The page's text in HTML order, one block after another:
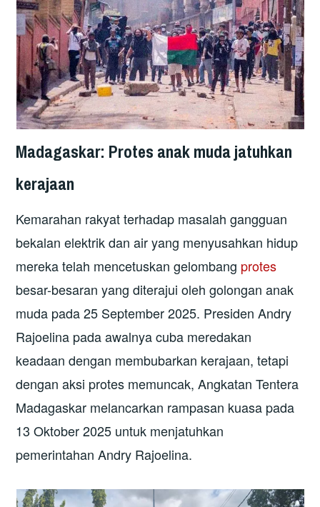
Madagaskar: Protes anak muda jatuhkan
kerajaan
Kemarahan rakyat terhadap masalah gangguan
bekalan elektrik dan air yang menyusahkan hidup
mereka telah mencetuskan gelombang protes
besar-besaran yang diterajui oleh golongan anak
muda pada 25 September 2025. Presiden Andry
Rajoelina pada awalnya cuba meredakan
keadaan dengan membubarkan kerajaan, tetapi
dengan aksi protes memuncak, Angkatan Tentera
Madagaskar melancarkan rampasan kuasa pada
13 Oktober 2025 untuk menjatuhkan
pemerintahan Andry Rajoelina.